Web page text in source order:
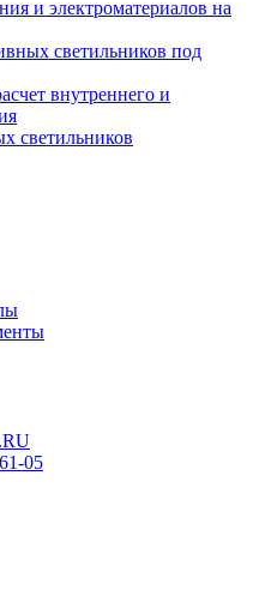
и электроматериалов на
светильников под
внутреннего и
светильников
05